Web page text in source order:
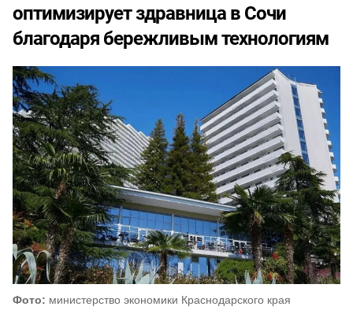
оптимизирует здравница в Сочи
благодаря бережливым технологиям
Фото: министерство экономики Краснодарского края